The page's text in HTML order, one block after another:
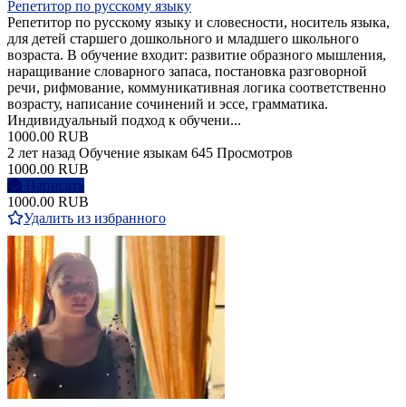
Репетитор по русскому языку
Репетитор по русскому языку и словесности, носитель языка,
для детей старшего дошкольного и младшего школьного
возраста. В обучение входит: развитие образного мышления,
наращивание словарного запаса, постановка разговорной
речи, рифмование, коммуникативная логика соответственно
возрасту, написание сочинений и эссе, грамматика.
Индивидуальный подход к обучени...
1000.00 RUB
2 лет назад Обучение языкам 645 Просмотров
1000.00 RUB
Написать
1000.00 RUB
Удалить из избранного